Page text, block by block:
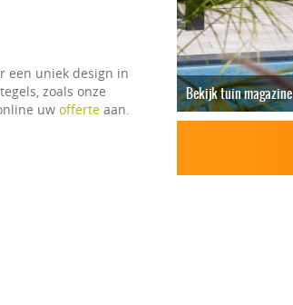
een uniek design in
zoals onze
uw offerte aan.
Bekijk tuin magazine